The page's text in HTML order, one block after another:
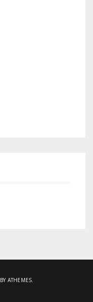
BY ATHEMES.